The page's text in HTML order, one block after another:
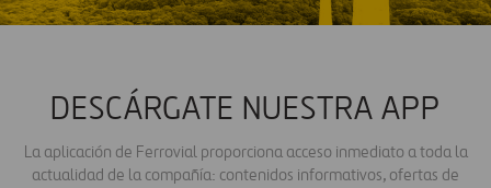
DESCÁRGATE NUESTRA APP
La aplicación de Ferrovial proporciona acceso inmediato a toda la
actualidad de la compañía: contenidos informativos, ofertas de